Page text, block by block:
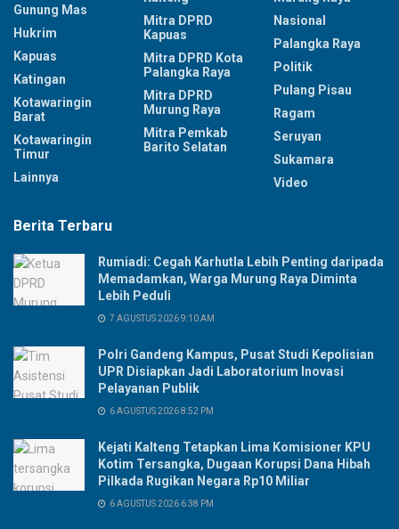
Gunung Mas
Hukrim
Kapuas
Katingan
Kotawaringin
Barat
Kotawaringin
Timur
Lainnya
Mitra DPRD
Kapuas
Mitra DPRD Kota
Palangka Raya
Mitra DPRD
Murung Raya
Mitra Pemkab
Barito Selatan
Nasional
Palangka Raya
Politik
Pulang Pisau
Ragam
Seruyan
Sukamara
Video
Berita Terbaru
Rumiadi: Cegah Karhutla Lebih Penting daripada
Memadamkan, Warga Murung Raya Diminta
Lebih Peduli
7 AGUSTUS 2026 9:10 AM
Polri Gandeng Kampus, Pusat Studi Kepolisian
UPR Disiapkan Jadi Laboratorium Inovasi
Pelayanan Publik
6 AGUSTUS 2026 8:52 PM
Kejati Kalteng Tetapkan Lima Komisioner KPU
Kotim Tersangka, Dugaan Korupsi Dana Hibah
Pilkada Rugikan Negara Rp10 Miliar
6 AGUSTUS 2026 6:38 PM